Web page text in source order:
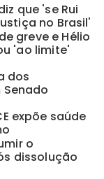
que 'se Rui
no Brasil'
greve e Hélio
'ao limite'
dos
Senado
expõe saúde
o
dissolução